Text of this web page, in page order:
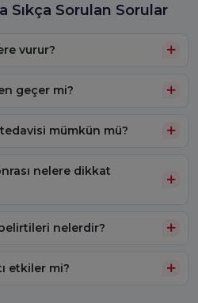
Sıkça Sorulan Sorular
vurur?
geçer mi?
tedavisi mümkün mü?
nelere dikkat
belirtileri nelerdir?
etkiler mi?